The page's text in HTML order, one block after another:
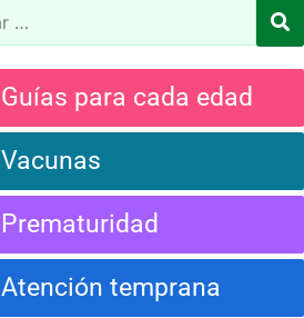
Guías para cada edad
Vacunas
Prematuridad
Atención temprana